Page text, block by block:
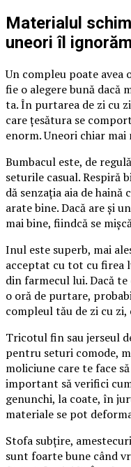
Materialul
uneori îl ignorăm
Un compleu poate avea
fie o alegere bună dacă
ta. În purtarea de zi cu
care țesătura se
enorm. Uneori chiar
Bumbacul este, de
seturile casual. Respiră
dă senzația aia de haină
arate bine. Dacă are și
mai bine, fiindcă se
Inul este superb, mai
acceptat cu tot cu firea
din farmecul lui. Dacă
o oră de purtare,
compleul tău de zi cu zi,
Tricotul fin sau jerseul
pentru seturi comode,
moliciune care te face
important să verifici
genunchi, la coate, în
materiale se pot
Stofa subțire,
sunt foarte bune când